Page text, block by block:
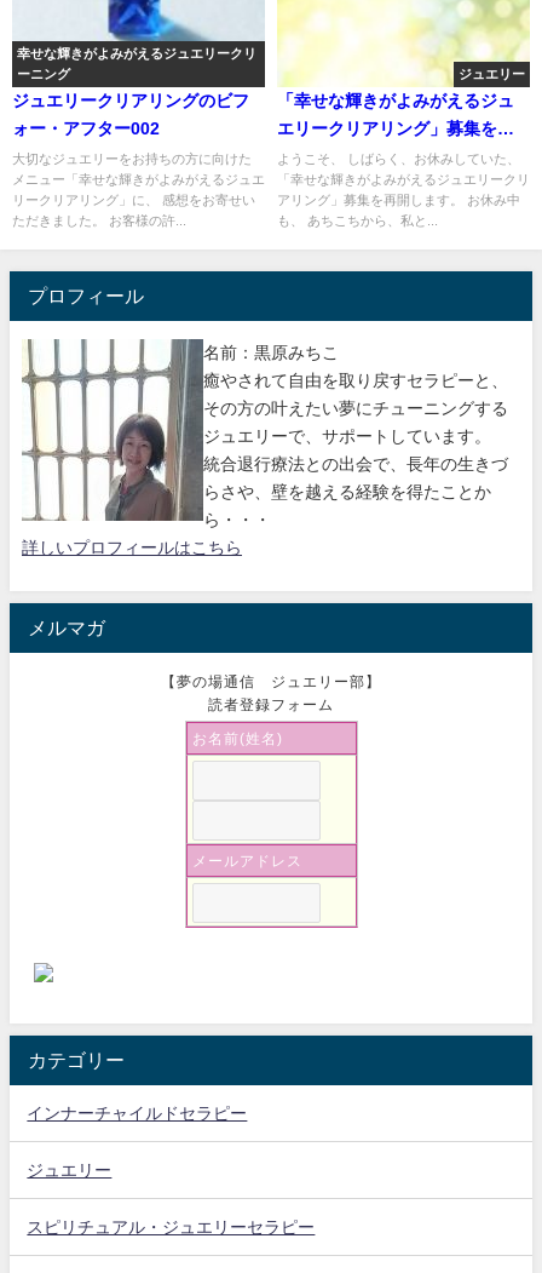
幸せな輝きがよみがえるジュエリークリ
ーニング
ジュエリークリアリングのビフ
ォー・アフター002
大切なジュエリーをお持ちの方に向けた
メニュー「幸せな輝きがよみがえるジュエ
リークリアリング」に、 感想をお寄せい
ただきました。 お客様の許...
ジュエリー
「幸せな輝きがよみがえるジュ
エリークリアリング」募集を再
開します
ようこそ、 しばらく、お休みしていた、
「幸せな輝きがよみがえるジュエリークリ
アリング」募集を再開します。 お休み中
も、 あちこちから、私と...
プロフィール
名前：黒原みちこ
癒やされて自由を取り戻すセラピーと、
その方の叶えたい夢にチューニングする
ジュエリーで、サポートしています。
統合退行療法との出会で、長年の生きづ
らさや、壁を越える経験を得たことか
ら・・・
詳しいプロフィールはこちら
メルマガ
【夢の場通信 ジュエリー部】
読者登録フォーム
お名前(姓名)
メールアドレス
カテゴリー
インナーチャイルドセラピー
ジュエリー
スピリチュアル・ジュエリーセラピー